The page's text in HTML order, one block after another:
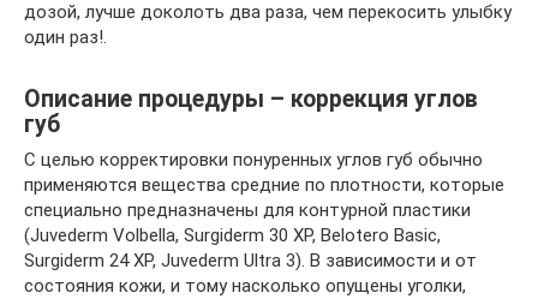
дозой, лучше доколоть два раза, чем перекосить улыбку
один раз!.
Описание процедуры – коррекция углов
губ
С целью корректировки понуренных углов губ обычно
применяются вещества средние по плотности, которые
специально предназначены для контурной пластики
(Juvederm Volbella, Surgiderm 30 XP, Belotero Basic,
Surgiderm 24 XP, Juvederm Ultra 3). В зависимости и от
состояния кожи, и тому насколько опущены уголки,